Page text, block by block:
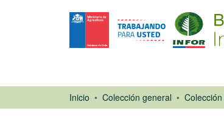
Inicio Colección general